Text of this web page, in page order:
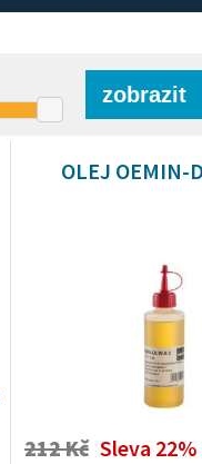
OLEJ OEMIN-
212 Kč Sleva 22%